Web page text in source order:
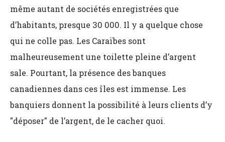
même autant de sociétés enregistrées que
d’habitants, presque 30 000. Il y a quelque chose
qui ne colle pas. Les Caraïbes sont
malheureusement une toilette pleine d’argent
sale. Pourtant, la présence des banques
canadiennes dans ces îles est immense. Les
banquiers donnent la possibilité à leurs clients d’y
"déposer" de l’argent, de le cacher quoi.